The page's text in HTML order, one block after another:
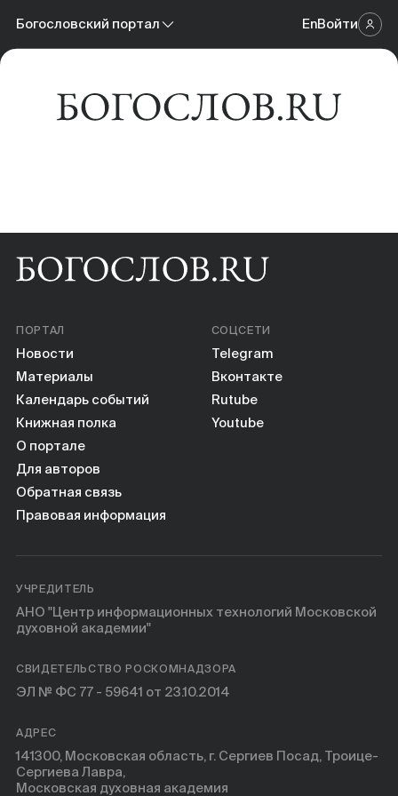
Богословский портал
Богословский портал
EnВойти
Новости
Научные инструменты
ПОРТАЛ
Новости
Материалы
Календарь событий
Книжная полка
О портале
Для авторов
Обратная связь
Правовая информация
СОЦСЕТИ
Telegram
Вконтакте
Rutube
Youtube
УЧРЕДИТЕЛЬ
АНО "Центр информационных технологий Московской
духовной академии"
СВИДЕТЕЛЬСТВО РОСКОМНАДЗОРА
ЭЛ № ФС 77 - 59641 от 23.10.2014
АДРЕС
141300, Московская область, г. Сергиев Посад, Троице-
Сергиева Лавра,
Московская духовная академия